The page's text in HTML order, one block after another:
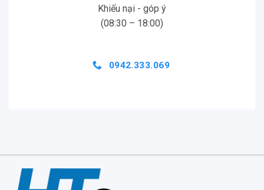
Khiếu nại - góp ý
(08:30 – 18:00)
0942.333.069